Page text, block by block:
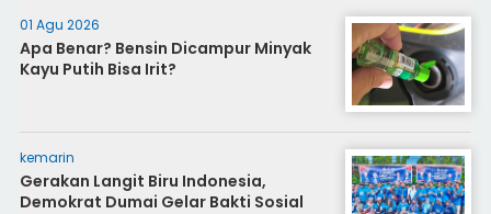
01 Agu 2026
Apa Benar? Bensin Dicampur Minyak
Kayu Putih Bisa Irit?
kemarin
Gerakan Langit Biru Indonesia,
Demokrat Dumai Gelar Bakti Sosial